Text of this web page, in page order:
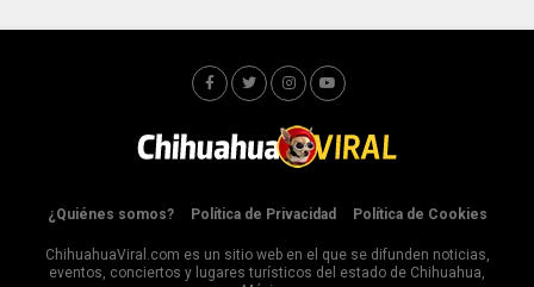
¿Quiénes somos? Política de Privacidad Política de Cookies
ChihuahuaViral.com es un sitio web en el que se difunden noticias,
eventos, conciertos y lugares turísticos del estado de Chihuahua,